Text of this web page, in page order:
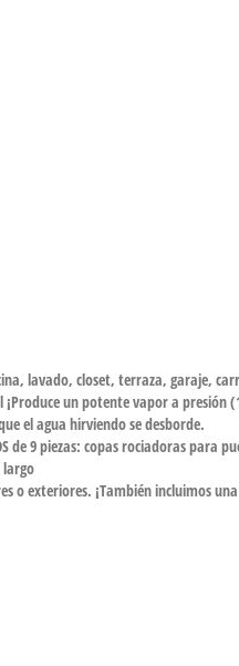
lavado, closet, terraza, garaje,
un potente vapor a
el agua hirviendo se desborde.
de 9 piezas: copas rociadoras
exteriores. ¡También incluimos